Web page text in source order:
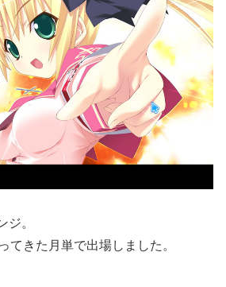
ジ。
てきた月単で出場しました。